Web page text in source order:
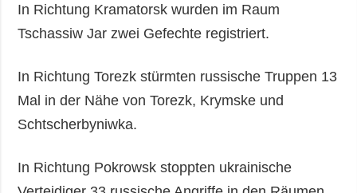
In Richtung Kramatorsk wurden im Raum
Tschassiw Jar zwei Gefechte registriert.
In Richtung Torezk stürmten russische Truppen 13
Mal in der Nähe von Torezk, Krymske und
Schtscherbyniwka.
In Richtung Pokrowsk stoppten ukrainische